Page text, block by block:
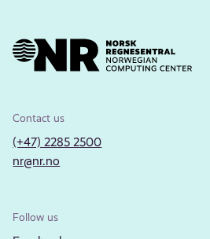
Contact us
(+47) 2285 2500
nr@nr.no
Follow us